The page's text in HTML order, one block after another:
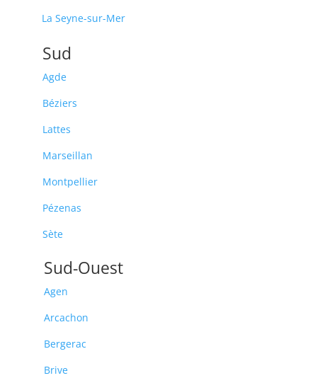
La Seyne-sur-Mer
Sud
Agde
Béziers
Lattes
Marseillan
Montpellier
Pézenas
Sète
Sud-Ouest
Agen
Arcachon
Bergerac
Brive